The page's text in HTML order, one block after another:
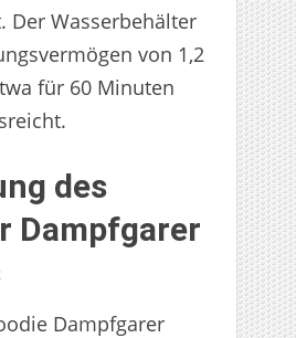
Der Wasserbehälter
von 1,2
für 60 Minuten
des
Dampfgarer
Dampfgarer